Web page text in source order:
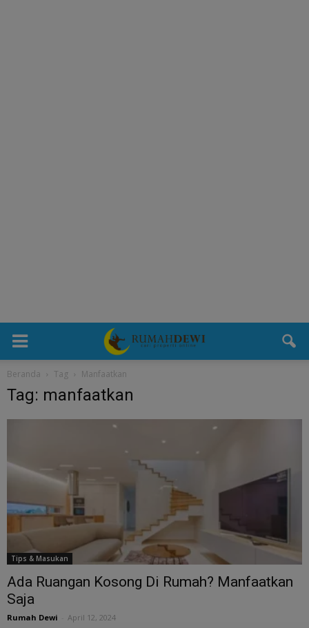
Beranda Tag Manfaatkan
Tag: manfaatkan
Tips & Masukan
Ada Ruangan Kosong Di Rumah? Manfaatkan
Saja
Rumah Dewi April 12, 2024